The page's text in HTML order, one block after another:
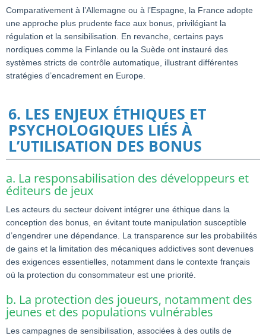
Comparativement à l’Allemagne ou à l’Espagne, la France adopte
une approche plus prudente face aux bonus, privilégiant la
régulation et la sensibilisation. En revanche, certains pays
nordiques comme la Finlande ou la Suède ont instauré des
systèmes stricts de contrôle automatique, illustrant différentes
stratégies d’encadrement en Europe.
6. LES ENJEUX ÉTHIQUES ET
PSYCHOLOGIQUES LIÉS À
L’UTILISATION DES BONUS
a. La responsabilisation des développeurs et
éditeurs de jeux
Les acteurs du secteur doivent intégrer une éthique dans la
conception des bonus, en évitant toute manipulation susceptible
d’engendrer une dépendance. La transparence sur les probabilités
de gains et la limitation des mécaniques addictives sont devenues
des exigences essentielles, notamment dans le contexte français
où la protection du consommateur est une priorité.
b. La protection des joueurs, notamment des
jeunes et des populations vulnérables
Les campagnes de sensibilisation, associées à des outils de